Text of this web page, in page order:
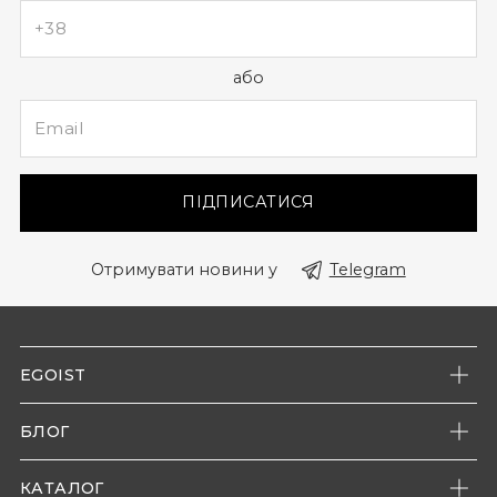
або
ПІДПИСАТИСЯ
Отримувати новини у Telegram
EGOIST
Наші магазини
БЛОГ
КАТАЛОГ